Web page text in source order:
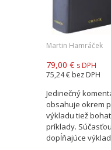
Martin Hamráček
79,00 € s DPH
75,24 € bez DPH
Jedinečný
obsahuje okrem
výkladu tiež
príklady.
dopĺňajúce